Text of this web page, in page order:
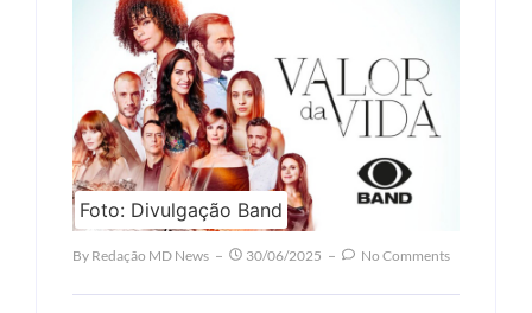
Foto: Divulgação Band
By Redação MD News 30/06/2025 No Comments